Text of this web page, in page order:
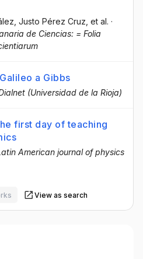
, Justo Pérez Cruz , et al. ·
de Ciencias: = Folia
a Gibbs
(Universidad de la Rioja)
first day of teaching
American journal of physics
View as search